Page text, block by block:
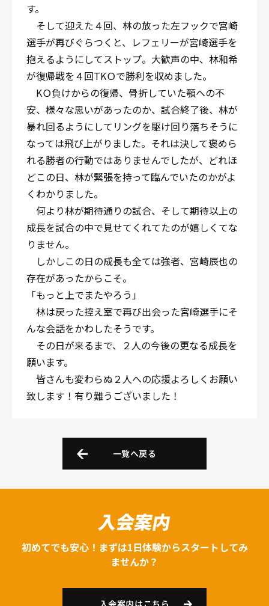
す。
そして迎えた４回、林の放った左フックで宮崎
選手が再びぐらつくと、レフェリーが宮崎選手を
抱えるようにしてストップ。大歓声の中、林和希
が復帰戦を４回TKＯで勝利を収めました。
KＯ負けからの復帰、骨折していた顎への不
安、様々な思いがあったのか、試合終了後、林が
暴れ回るようにしてリングを駆け回り落ちそうに
なっては飛び上がりました。それは決して褒めら
れる勝者の行動ではありませんでしたが、どれほ
どこの日、林が緊張を持って臨んでいたのかがよ
くわかりました。
何より林が期待通りの試合、そして期待以上の
成長を試合の中で見せてくれてたのが嬉しくてな
りません。
しかしこの日の成長も全ては強者、宮崎辰也の
存在があったからこそ。
「もっと上でまたやろう」
林は戻った控え室で再び出会った宮崎選手にそ
んな会話をかわしたそうです。
その日が来るまで、２人の今後の更なる成長を
願います。
皆さんも変わらぬ２人への応援よろしくお願い
致します！有り難うございました！
一覧へ戻る
入会案内
初めてでも安心！まずは1日体験からスタートしてみ
ませんか？
入会案内はこちら